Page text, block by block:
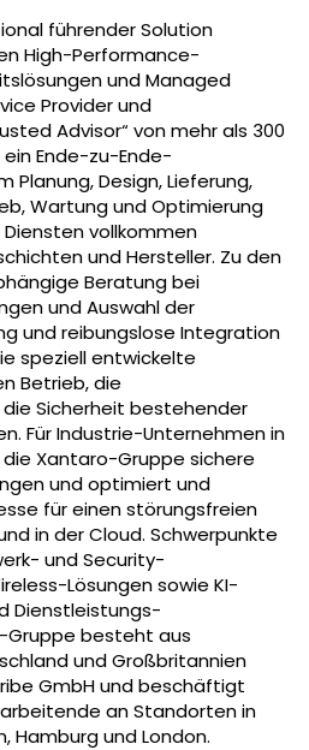
führender Solution
High-Performance-
und Managed
Provider und
Advisor“ von mehr als 300
Ende-zu-Ende-
Planung, Design, Lieferung,
Wartung und Optimierung
vollkommen
und Hersteller. Zu den
Beratung bei
und Auswahl der
und reibungslose Integration
speziell entwickelte
Betrieb, die
Sicherheit bestehender
Für Industrie-Unternehmen in
Xantaro-Gruppe sichere
und optimiert und
für einen störungsfreien
in der Cloud. Schwerpunkte
und Security-
Lösungen sowie KI-
Dienstleistungs-
Gruppe besteht aus
und Großbritannien
GmbH und beschäftigt
an Standorten in
Hamburg und London.